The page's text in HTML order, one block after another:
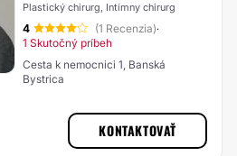
Plastický chirurg, Intímny chirurg
4 (1 Recenzia)·
1 Skutočný príbeh
Cesta k nemocnici 1, Banská
Bystrica
KONTAKTOVAŤ